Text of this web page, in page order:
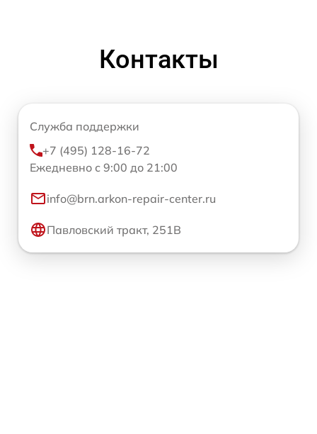
Контакты
Служба поддержки
+7 (495) 128-16-72
Ежедневно с 9:00 до 21:00
info@brn.arkon-repair-center.ru
Павловский тракт, 251В